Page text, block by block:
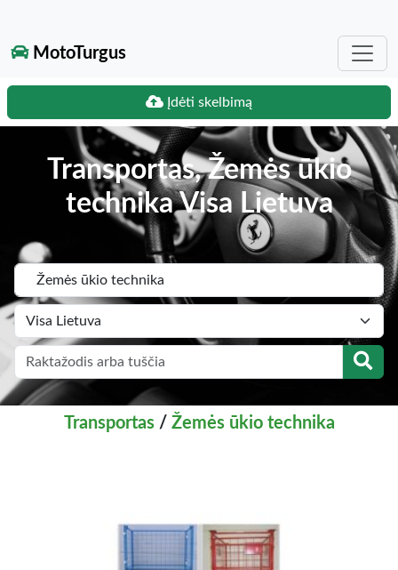
MotoTurgus
Įdėti skelbimą
Transportas, Žemės ūkio
technika Visa Lietuva
Transportas/ Žemės ūkio technika